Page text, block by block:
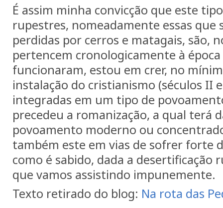
É assim minha convicção que este
rupestres, nomeadamente essas que
perdidas por cerros e matagais, são,
pertencem cronologicamente à
funcionaram, estou em crer, no
instalação do cristianismo (séculos II
integradas em um tipo de
precedeu a romanização, a qual terá
povoamento moderno ou
também este em vias de sofrer forte
como é sabido, dada a desertificação
que vamos assistindo impunemente.
Texto retirado do blog: Na rota das